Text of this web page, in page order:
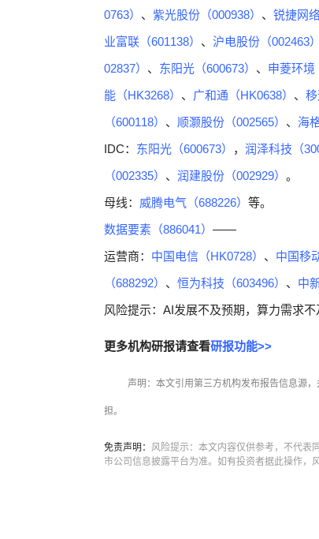
0763） 、 紫光股份（000938） 、 锐捷网
业富联（601138） 、 沪电股份（002463）
02837） 、 东阳光（600673） 、 申菱环境
能（HK3268） 、 广和通（HK0638） 、 移
（600118） 、 顺灏股份（002565） 、 海
IDC： 东阳光（600673） ， 润泽科技（
（002335） 、 润建股份（002929） 。
母线： 威腾电气（688226） 等。
数据要素（886041） ——
运营商： 中国电信（HK0728） 、 中国移
（688292） 、 恒为科技（603496） 、 中
风险提示：AI发展不及预期，算力需求不
更多机构研报请查看研报功能>>
声明：本文引用第三方机构发布报告信息源
担。
免责声明： 风险提示：本文内容仅供参考，不代表
市公司信息披露平台为准。如有投资者据此操作，